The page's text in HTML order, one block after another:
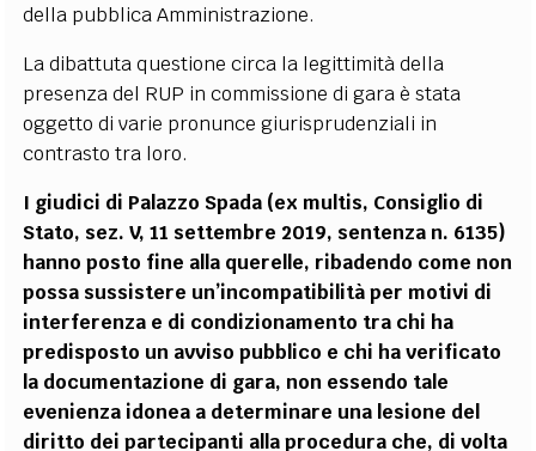
della pubblica Amministrazione.
La dibattuta questione circa la legittimità della
presenza del RUP in commissione di gara è stata
oggetto di varie pronunce giurisprudenziali in
contrasto tra loro.
I giudici di Palazzo Spada (ex multis, Consiglio di
Stato, sez. V, 11 settembre 2019, sentenza n. 6135)
hanno posto fine alla querelle, ribadendo come non
possa sussistere un’incompatibilità per motivi di
interferenza e di condizionamento tra chi ha
predisposto un avviso pubblico e chi ha verificato
la documentazione di gara, non essendo tale
evenienza idonea a determinare una lesione del
diritto dei partecipanti alla procedura che, di volta